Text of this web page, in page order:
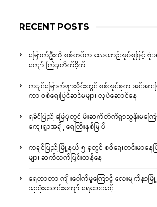
RECENT POSTS
မြောက်ဦးကို စစ်တပ်က လေယာဉ်အုပ်စုဖြင့် ဗုံး
ကျော် ကြဲချတိုက်ခိုက်
ကချင်မြောက်ဖျားပိုင်းတွင် စစ်အုပ်စုက အင်အာ
ကာ စစ်ရေးပြင်ဆင်မှုများ လုပ်ဆောင်နေ
ရခိုင်ပြည် မြေပုံတွင် မိုးဆက်တိုက်ရွာသွန်းမှုကြေ
ကျေးရွာအချို့ ရေကြီးနစ်မြုပ်
ကချင်ပြည် မြို့နယ် ၅ ခုတွင် စစ်ရေးတင်းမာနေ
များ ဆက်လက်ပြင်းထန်နေ
ရေကာတာ ကျိုးပေါက်မှုကြောင့် လေးမျက်နှာမ
သူသုံးသောင်းကျော် ရေဘေးသင့်